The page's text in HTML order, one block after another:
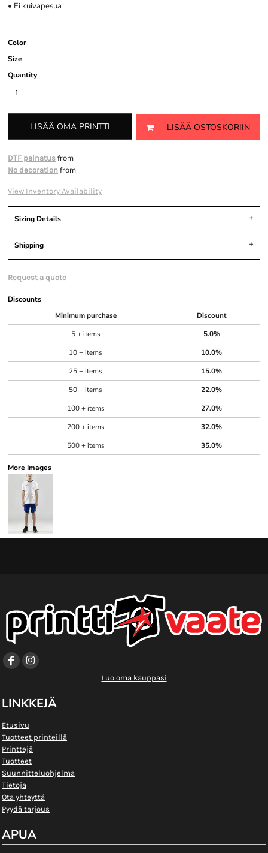
• Ei kuivapesua
Color
Size
Quantity
LISÄÄ OMA PRINTTI LISÄÄ OSTOSKORIIN
DTF painatus from
No decoration from
View Inventory Availability
Sizing Details
Shipping
Request a quote
Discounts
Minimum purchase
Discount
5 + items
5.0%
10 + items
10.0%
25 + items
15.0%
50 + items
22.0%
100 + items
27.0%
200 + items
32.0%
500 + items
35.0%
More Images
Luo oma kauppasi
LINKKEJÄ
Etusivu
Tuotteet printeillä
Printtejä
Tuotteet
Suunnitteluohjelma
Tietoja
Ota yhteyttä
Pyydä tarjous
APUA